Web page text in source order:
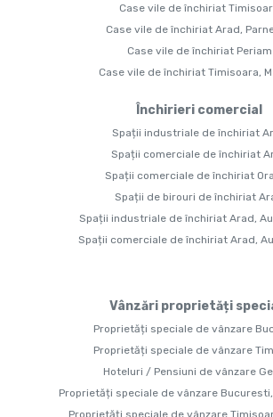
Case vile de închiriat
Case vile de închiriat Arad,
Case vile de închiriat Periam
Case vile de închiriat Timisoara,
Închirieri comercial
Spații industriale de închiriat
Spații comerciale de închiriat
Spații comerciale de închiriat
Spații de birouri de închiriat
Spații industriale de închiriat Arad,
Spații comerciale de închiriat Arad,
Vânzări proprietăți
Proprietăți speciale de vânzare
Proprietăți speciale de vânzare
Hoteluri / Pensiuni de vânzare
Proprietăți speciale de vânzare
Proprietăți speciale de vânzare